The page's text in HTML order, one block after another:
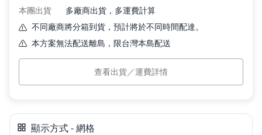
新品快遞
本團出貨
多廠商出貨，多運費計算
不同廠商將分箱到貨，預計將於不同時間配達。
本方案無法配送離島，限台灣本島配送
新品優惠免運組
本島運費
$0
胡同冷凍
查看出貨／運費詳情
顯示方式 - 網格